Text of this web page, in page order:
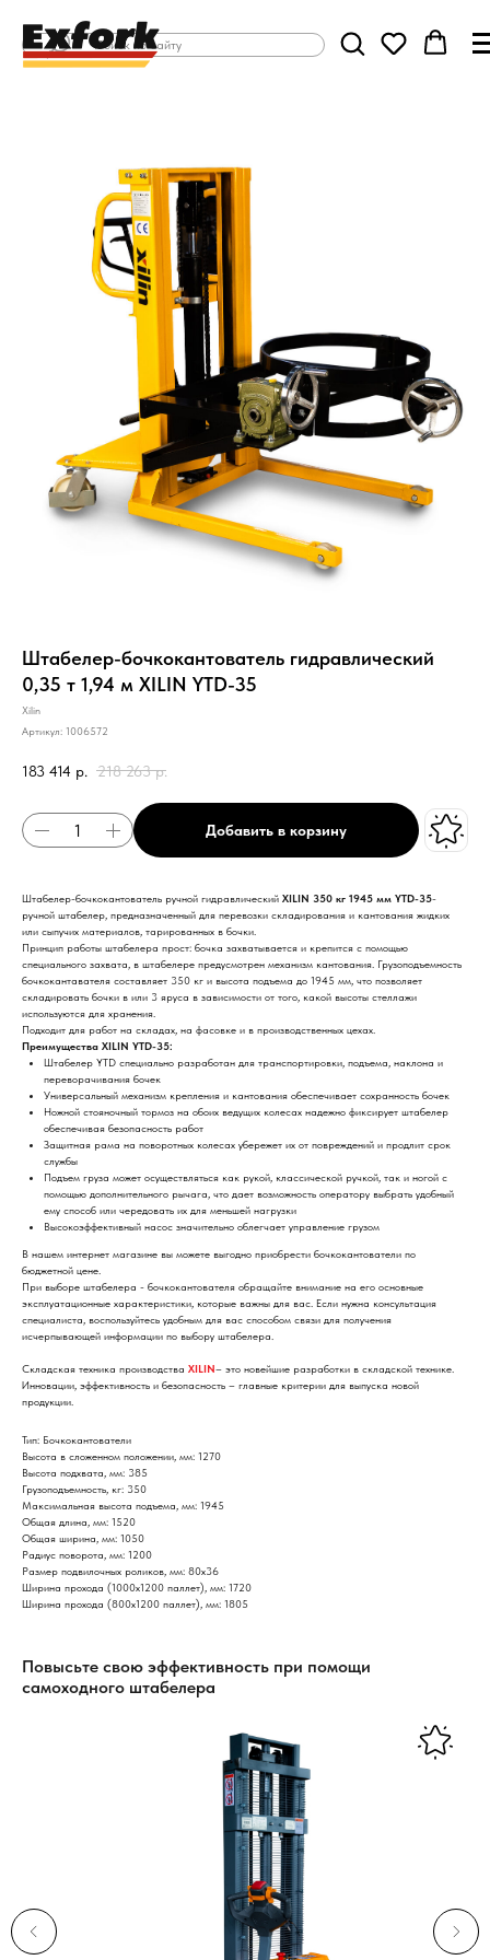
Штабелер-бочкокантователь гидравлический
0,35 т 1,94 м XILIN YTD-35
Xilin
Артикул: 1006572
183 414 р. 218 263 р.
Добавить в корзину
Штабелер-бочкокантователь ручной гидравлический XILIN 350 кг 1945 мм YTD-35-
ручной штабелер, предназначенный для перевозки складирования и кантования жидких
или сыпучих материалов, тарированных в бочки.
Принцип работы штабелера прост: бочка захватывается и крепится с помощью
специального захвата, в штабелере предусмотрен механизм кантования. Грузоподъемность
бочкокантавателя составляет 350 кг и высота подъема до 1945 мм, что позволяет
складировать бочки в или 3 яруса в зависимости от того, какой высоты стеллажи
используются для хранения.
Подходит для работ на складах, на фасовке и в производственных цехах.
Преимущества XILIN YTD-35:
Штабелер YTD специально разработан для транспортировки, подъема, наклона и
переворачивания бочек
Универсальный механизм крепления и кантования обеспечивает сохранность бочек
Ножной стояночный тормоз на обоих ведущих колесах надежно фиксирует штабелер
обеспечивая безопасность работ
Защитная рама на поворотных колесах убережет их от повреждений и продлит срок
службы
Подъем груза может осуществляться как рукой, классической ручкой, так и ногой с
помощью дополнительного рычага, что дает возможность оператору выбрать удобный
ему способ или чередовать их для меньшей нагрузки
Высокоэффективный насос значительно облегчает управление грузом
В нашем интернет магазине вы можете выгодно приобрести бочкокантователи по
бюджетной цене.
При выборе штабелера - бочкокантователя обращайте внимание на его основные
эксплуатационные характеристики, которые важны для вас. Если нужна консультация
специалиста, воспользуйтесь удобным для вас способом связи для получения
исчерпывающей информации по выбору штабелера.
Складская техника производства XILIN– это новейшие разработки в складской технике.
Инновации, эффективность и безопасность – главные критерии для выпуска новой
продукции.
Тип: Бочкокантователи
Высота в сложенном положении, мм: 1270
Высота подхвата, мм: 385
Грузоподъемность, кг: 350
Максимальная высота подъема, мм: 1945
Общая длина, мм: 1520
Общая ширина, мм: 1050
Радиус поворота, мм: 1200
Размер подвилочных роликов, мм: 80х36
Ширина прохода (1000х1200 паллет), мм: 1720
Ширина прохода (800х1200 паллет), мм: 1805
Повысьте свою эффективность при помощи
самоходного штабелера